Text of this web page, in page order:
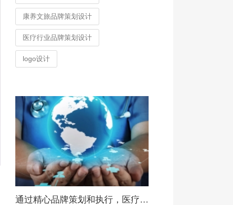
康养文旅品牌策划设计
医疗行业品牌策划设计
logo设计
通过精心品牌策划和执行，医疗机构可以建立起品牌优势?